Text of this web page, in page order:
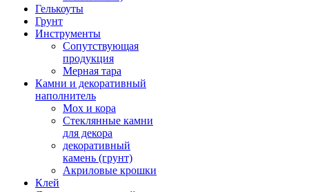
Гелькоуты
Грунт
Инструменты
Сопутствующая
продукция
Мерная тара
Камни и декоративный
наполнитель
Мох и кора
Стеклянные камни
для декора
декоративный
камень (грунт)
Акриловые крошки
Клей